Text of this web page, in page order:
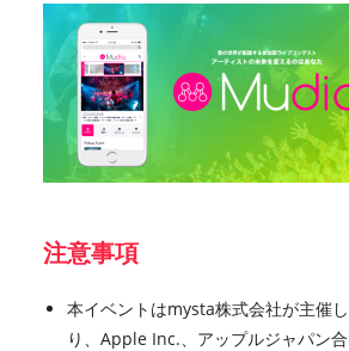
注意事項
本イベントはmysta株式会社が主催
り、Apple Inc.、アップルジャパン